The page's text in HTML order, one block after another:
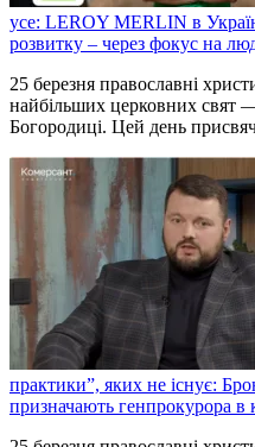
усе: LEROY MERLIN в
розвитку – через фокус на
25 березня православні
найбільших церковних свят
Богородиці. Цей день
практики”, яких не існує:
призначають генпрокурора в